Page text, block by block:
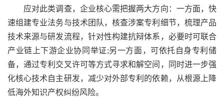
应对此类调查，企业核心需把握两大方向：一方面，快
速组建专业法务与技术团队，核查涉案专利细节，梳理产品
技术来源与研发流程，针对性构建抗辩体系，必要时可联合
产业链上下游企业协同举证;另一方面，可依托自身专利储
备，通过专利交叉许可等方式寻求和解空间，同时进一步强
化核心技术自主研发，减少对外部专利的依赖，从根源上降
低海外知识产权纠纷风险。